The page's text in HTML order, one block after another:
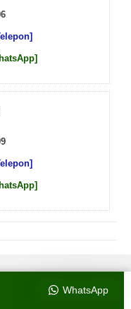
WhatsApp